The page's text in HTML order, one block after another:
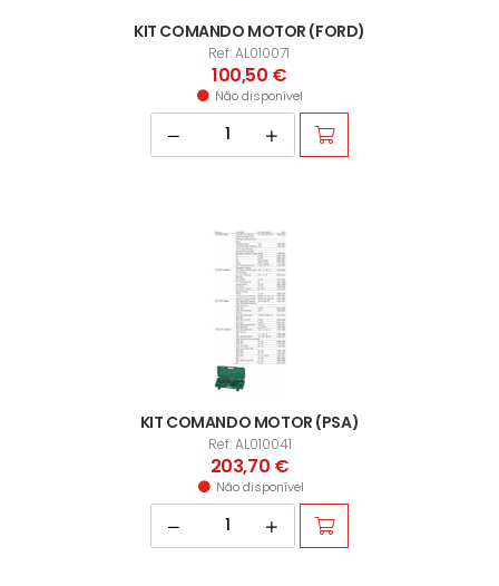
KIT COMANDO MOTOR (FORD)
Ref: AL010071
100,50 €
Não disponível
KIT COMANDO MOTOR (PSA)
Ref: AL010041
203,70 €
Não disponível